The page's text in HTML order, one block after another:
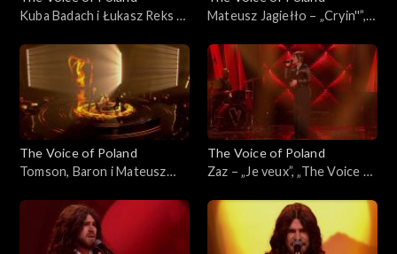
Kuba Badach i Łukasz Reks –
Poland”, Finał, 29 listopada
2025
Mateusz Jagiełło – „Cryin''”,
29 listopada 2025
The Voice of Poland
Tomson, Baron i Mateusz
Love”, „The Voice of Poland”,
Finał, 29 listopada 2025
The Voice of Poland
Zaz – „Je veux”, „The Voice of
2025